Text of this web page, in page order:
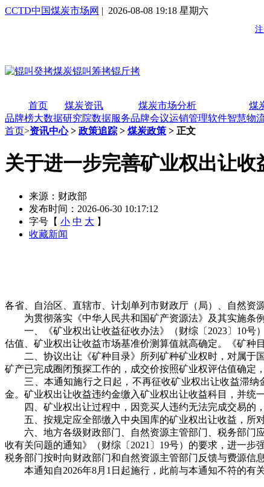
CCTD中国煤炭市场网 | 2026-08-08 19:18 星期六
首页 煤炭资讯 煤炭市场分析 煤
品牌榜大数据研究院数据服务品牌会议运销管理软件智慧物
首页>资讯中心> 政策追踪 > 煤炭政策 > 正文
关于进一步完善矿业权出让
来源：财政部
发布时间：2026-06-30 10:17:12
字号【 小 中 大 】
收藏新闻
各省、自治区、直辖市、计划单列市财政厅（局）、自然资
为贯彻落实《中华人民共和国矿产资源法》及其实施条例
一、《矿业权出让收益征收办法》（财综〔2023〕10号
估值、矿业权出让收益市场基准价测算值就高确定。《矿种
二、协议出让《矿种目录》所列矿种矿业权时，对属于国
矿产已完成圈闭预探工作的，成交价按照矿业权评估值确定
三、本通知施行之日起，不再征收矿业权出让收益滞纳
金。矿业权出让收益违约金缴入矿业权出让收益科目，并统
四、矿业权出让过程中，因竞买人违约无法完成交易的，
五、按规定应全部缴入中央国库的矿业权出让收益，所对
六、地方各级财政部门、自然资源主管部门、税务部门应
收有关问题的通知》（财综〔2021〕19号）的要求，进一
税务部门按时向财政部门和自然资源主管部门反馈与费源信
本通知自2026年8月1日起施行，此前与本通知不符的有关